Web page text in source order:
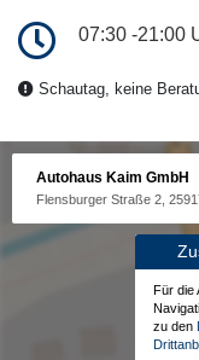
07:30 -21:00
Schautag, keine
Autohaus Kaim GmbH
Flensburger Straße 2,
Für die
zu den